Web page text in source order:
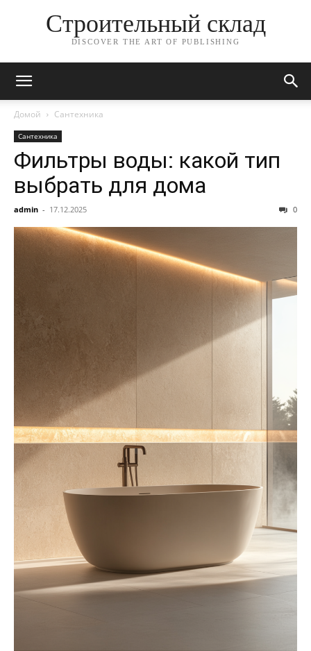
Строительный склад
DISCOVER THE ART OF PUBLISHING
Домой Сантехника
Сантехника
Фильтры воды: какой тип
выбрать для дома
admin - 17.12.2025 0